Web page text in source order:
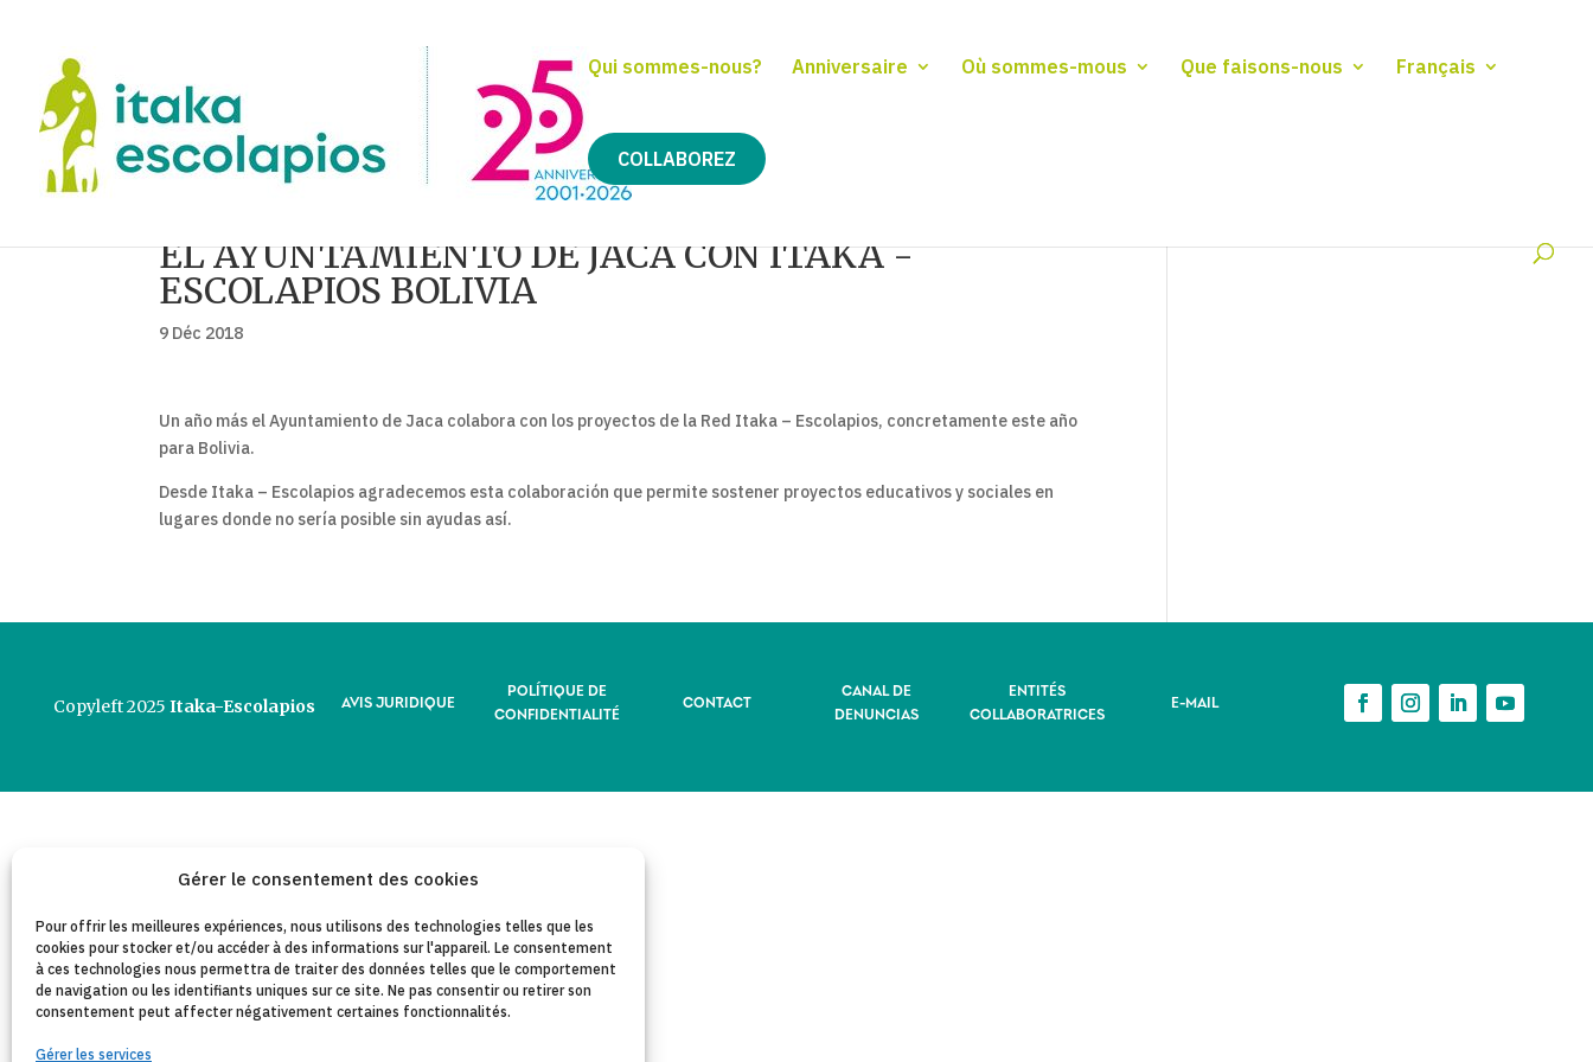
Gérer le consentement des cookies
Pour offrir les meilleures expériences, nous utilisons des technologies telles que les
cookies pour stocker et/ou accéder à des informations sur l'appareil. Le consentement
à ces technologies nous permettra de traiter des données telles que le comportement
de navigation ou les identifiants uniques sur ce site. Ne pas consentir ou retirer son
consentement peut affecter négativement certaines fonctionnalités.
Gérer les services
Qui sommes-nous? Anniversaire Où sommes-mous Que faisons-nous Français
COLLABOREZ
EL AYUNTAMIENTO DE JACA CON ITAKA -
ESCOLAPIOS BOLIVIA
9 Déc 2018
Un año más el Ayuntamiento de Jaca colabora con los proyectos de la Red Itaka – Escolapios, concretamente este año
para Bolivia.
Desde Itaka – Escolapios agradecemos esta colaboración que permite sostener proyectos educativos y sociales en
lugares donde no sería posible sin ayudas así.
Copyleft 2025 Itaka-Escolapios AVIS JURIDIQUE
POLÍTIQUE DE
CONFIDENTIALITÉ
CONTACT
CANAL DE
DENUNCIAS
ENTITÉS
COLLABORATRICES
E-MAIL